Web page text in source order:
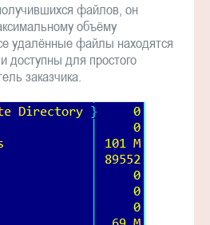
файлов, он
объёму
удалённые файлы находятся
доступны для простого
заказчика.